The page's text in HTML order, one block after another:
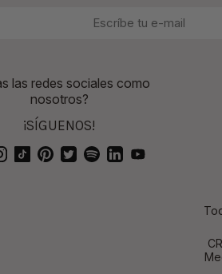
las redes sociales como
nosotros?
¡SÍGUENOS!